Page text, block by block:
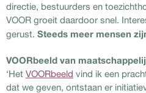
directie, bestuurders en
VOOR groeit daardoor snel.
gerust. Steeds meer mensen
VOORbeeld van
‘Het VOORbeeld vind ik een
dat we geven, ontstaan er